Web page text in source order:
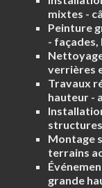
mixtes -
Peinture
- façades,
verrières
Travaux
hauteur -
Montage
terrains
grande